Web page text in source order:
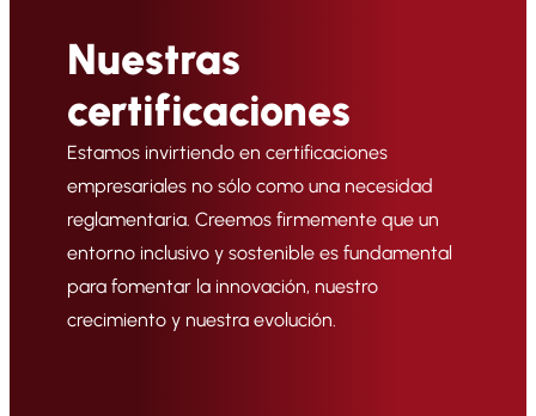
Nuestras
certificaciones
Estamos invirtiendo en certificaciones
empresariales no sólo como una necesidad
reglamentaria. Creemos firmemente que un
entorno inclusivo y sostenible es fundamental
para fomentar la innovación, nuestro
crecimiento y nuestra evolución.